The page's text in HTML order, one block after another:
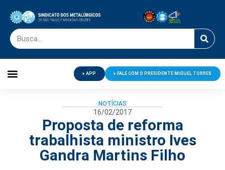
APP FALE COM O PRESIDENTE MIGUEL TORRES
NOTÍCIAS
16/02/2017
Proposta de reforma
trabalhista ministro Ives
Gandra Martins Filho